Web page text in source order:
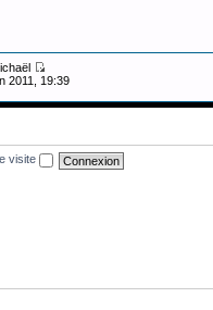
2011, 19:39
visite